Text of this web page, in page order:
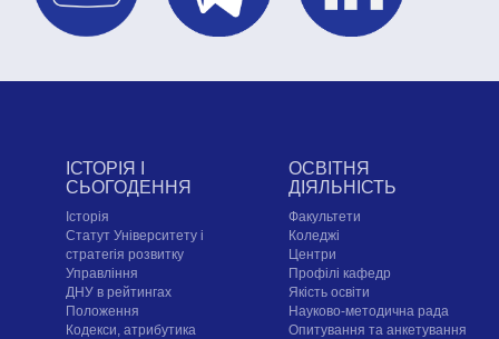
ІСТОРІЯ І
СЬОГОДЕННЯ
Історія
Статут Університету і
стратегія розвитку
Управління
ДНУ в рейтингах
Положення
Кодекси, атрибутика
ОСВІТНЯ
ДІЯЛЬНІСТЬ
Факультети
Коледжі
Центри
Профілі кафедр
Якість освіти
Науково-методична рада
Опитування та анкетування